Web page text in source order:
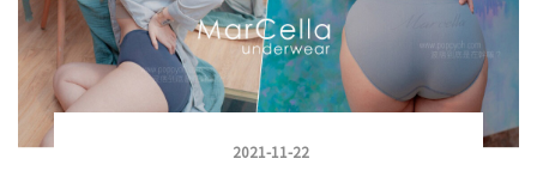
2021-11-22